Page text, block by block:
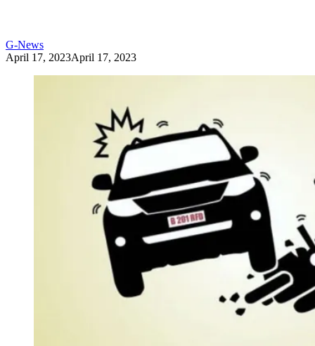
G-News
April 17, 2023April 17, 2023